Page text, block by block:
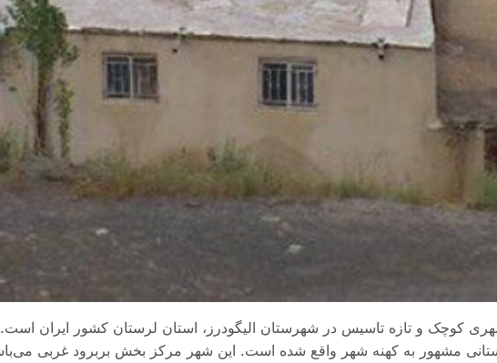
شهری کوچک و تازه تاسیس در شهرستان الیگودرز، استان لرستان کشور ایران